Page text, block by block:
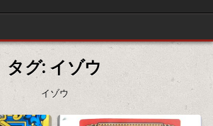
タグ: イゾウ
イゾウ